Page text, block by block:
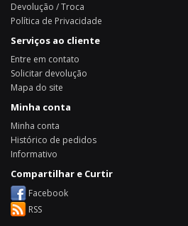
Devolução / Troca
Política de Privacidade
Serviços ao cliente
Entre em contato
Solicitar devolução
Mapa do site
Minha conta
Minha conta
Histórico de pedidos
Informativo
Compartilhar e Curtir
Facebook
RSS